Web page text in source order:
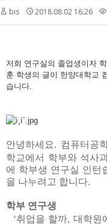
bis 2018.08.02 16:26
저희 연구실의 졸업생이자
훈 학생의 글이 한양대학교
습니다.
안녕하세요. 컴퓨터공
학교에서 학부와 석사
에 학부생 연구실 인턴
을 나누려고 합니다.
학부 연구생
‘취업을 할까,대학원